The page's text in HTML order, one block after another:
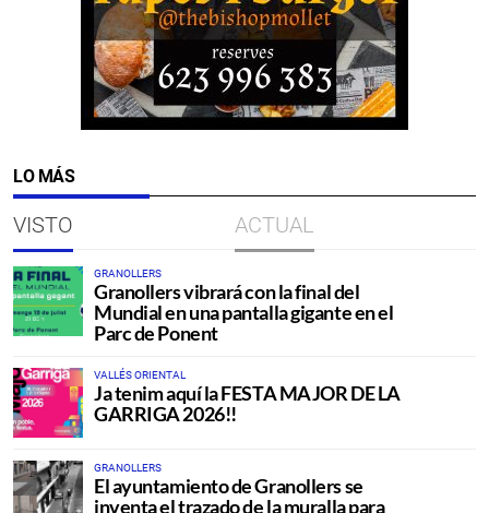
LO MÁS
VISTO ACTUAL
GRANOLLERS
Granollers vibrará con la final del
Mundial en una pantalla gigante en el
Parc de Ponent
VALLÉS ORIENTAL
Ja tenim aquí la FESTA MAJOR DE LA
GARRIGA 2026!!
GRANOLLERS
El ayuntamiento de Granollers se
inventa el trazado de la muralla para